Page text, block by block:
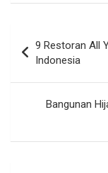
pos
9 Restoran All
Indonesia
Bangunan